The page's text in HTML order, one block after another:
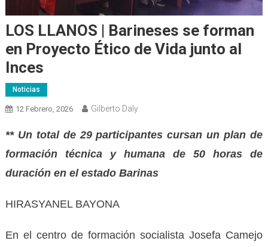
LOS LLANOS | Barineses se forman
en Proyecto Ético de Vida junto al
Inces
Noticias
12 Febrero, 2026 Gilberto Daly
** Un total de 29 participantes cursan un plan de
formación técnica y humana de 50 horas de
duración en el estado Barinas
HIRASYANEL BAYONA
En el centro de formación socialista Josefa Camejo